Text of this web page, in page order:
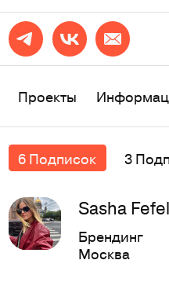
Проекты
6 Подписок 3
Sasha
Брендинг
Москва